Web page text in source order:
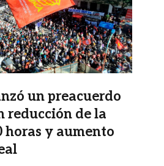
un preacuerdo
reducción de la
horas y aumento